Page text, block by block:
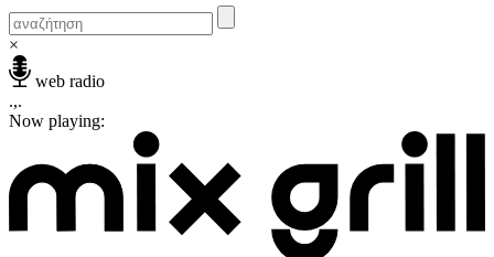
×
web radio
.,.
Now playing: